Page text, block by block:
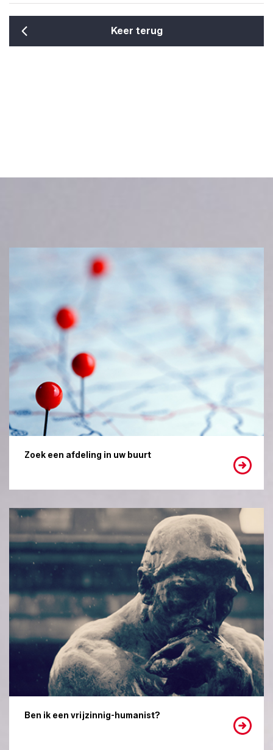
Keer terug
Zoek een afdeling in uw buurt
Ben ik een vrijzinnig-humanist?